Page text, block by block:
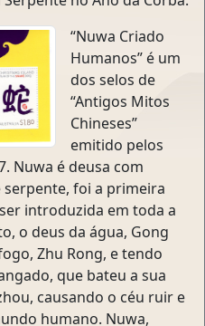
“Nuwa Criado
Humanos” é um
dos selos de
“Antigos Mitos
Chineses”
emitido pelos
Nuwa é deusa com
serpente, foi a primeira
introduzida em toda a
o deus da água, Gong
Zhu Rong, e tendo
que bateu a sua
causando o céu ruir e
humano. Nuwa,